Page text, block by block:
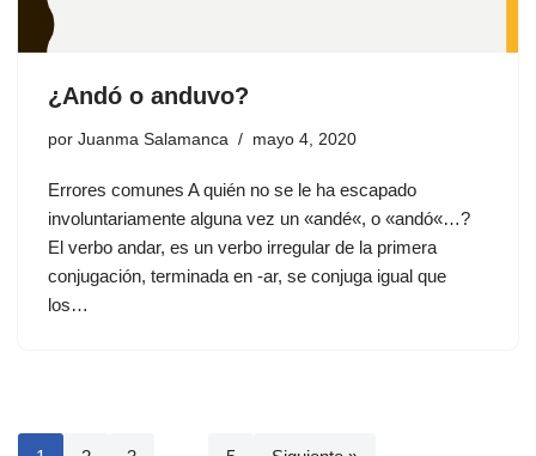
¿Andó o anduvo?
por Juanma Salamanca mayo 4, 2020
Errores comunes A quién no se le ha escapado
involuntariamente alguna vez un «andé«, o «andó«…?
El verbo andar, es un verbo irregular de la primera
conjugación, terminada en -ar, se conjuga igual que
los…